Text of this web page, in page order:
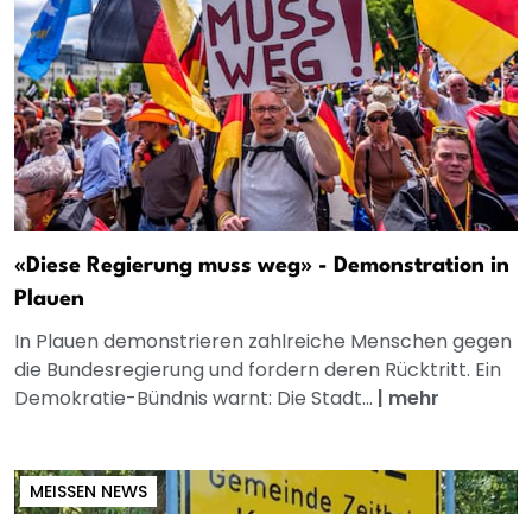
«Diese Regierung muss weg» - Demonstration in
Plauen
In Plauen demonstrieren zahlreiche Menschen gegen
die Bundesregierung und fordern deren Rücktritt. Ein
Demokratie-Bündnis warnt: Die Stadt... | mehr
MEISSEN NEWS